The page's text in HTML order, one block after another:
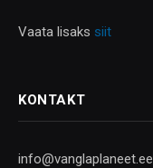
Vaata lisaks siit
KONTAKT
info@vanglaplaneet.ee